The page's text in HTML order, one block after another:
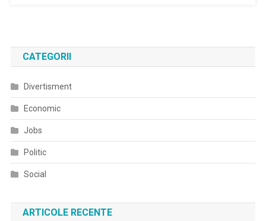
CATEGORII
Divertisment
Economic
Jobs
Politic
Social
ARTICOLE RECENTE